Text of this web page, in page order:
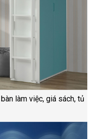
làm việc, giá sách, tủ